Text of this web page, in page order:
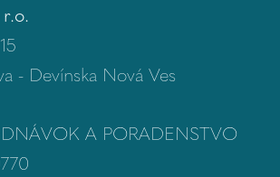
- Devínska Nová Ves
A PORADENSTVO